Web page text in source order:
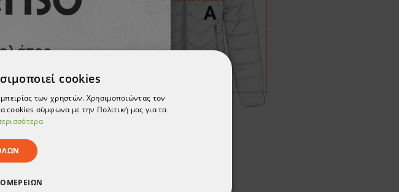
cookies
των χρηστών. Χρησιμοποιώντας τον
cookies σύμφωνα με την Πολιτική μας για τα